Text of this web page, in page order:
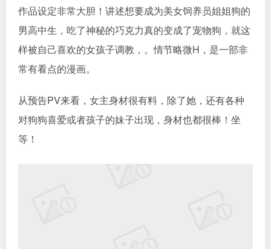
作品设定非常大胆！讲述想要成为美女饲养员姐姐狗的
男高中生，吃了神秘的巧克力真的变成了宠物狗，就这
样被自己喜欢的女孩子调教，。情节略微H，是一部非
常有看点的漫画。
从预告PV来看，女主身材很有料，除了她，还有各种
对狗狗喜爱或者孩子的妹子出现，身材也都很棒！坐
等！